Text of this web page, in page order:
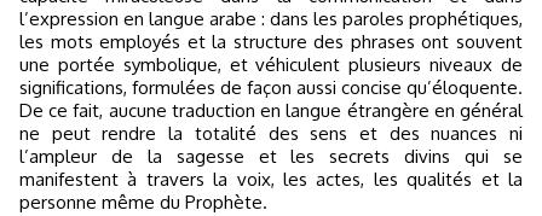
l’expression en langue arabe : dans les paroles prophétiques,
les mots employés et la structure des phrases ont souvent
une portée symbolique, et véhiculent plusieurs niveaux de
significations, formulées de façon aussi concise qu’éloquente.
De ce fait, aucune traduction en langue étrangère en général
ne peut rendre la totalité des sens et des nuances ni
l’ampleur de la sagesse et les secrets divins qui se
manifestent à travers la voix, les actes, les qualités et la
personne même du Prophète.